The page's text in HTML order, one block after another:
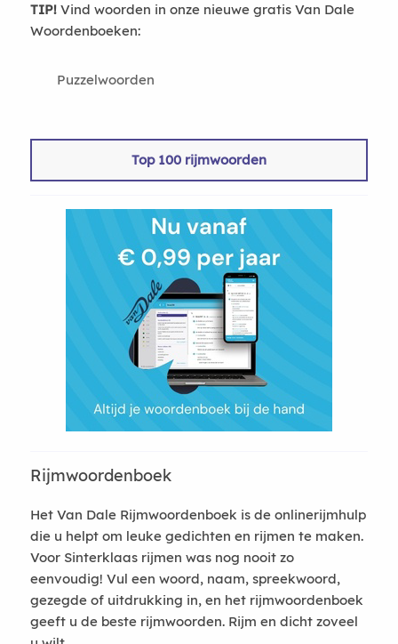
TIP!Vind woorden in onze nieuwe gratis Van Dale
Woordenboeken:
Puzzelwoorden
Top 100 rijmwoorden
Rijmwoordenboek
Het Van Dale Rijmwoordenboek is de onlinerijmhulp
die u helpt om leuke gedichten en rijmen te maken.
Voor Sinterklaas rijmen was nog nooit zo
eenvoudig! Vul een woord, naam, spreekwoord,
gezegde of uitdrukking in, en het rijmwoordenboek
geeft u de beste rijmwoorden. Rijm en dicht zoveel